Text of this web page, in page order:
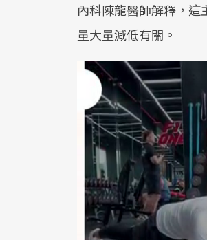
內科陳龍醫師解釋，
量大量減低有關。